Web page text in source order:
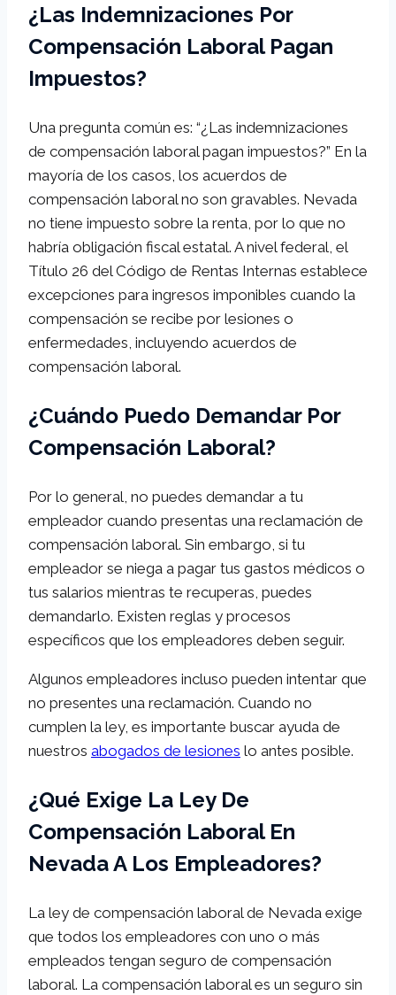
¿Las Indemnizaciones Por
Compensación Laboral Pagan
Impuestos?
Una pregunta común es: “¿Las indemnizaciones
de compensación laboral pagan impuestos?” En la
mayoría de los casos, los acuerdos de
compensación laboral no son gravables. Nevada
no tiene impuesto sobre la renta, por lo que no
habría obligación fiscal estatal. A nivel federal, el
Título 26 del Código de Rentas Internas establece
excepciones para ingresos imponibles cuando la
compensación se recibe por lesiones o
enfermedades, incluyendo acuerdos de
compensación laboral.
¿Cuándo Puedo Demandar Por
Compensación Laboral?
Por lo general, no puedes demandar a tu
empleador cuando presentas una reclamación de
compensación laboral. Sin embargo, si tu
empleador se niega a pagar tus gastos médicos o
tus salarios mientras te recuperas, puedes
demandarlo. Existen reglas y procesos
específicos que los empleadores deben seguir.
Algunos empleadores incluso pueden intentar que
no presentes una reclamación. Cuando no
cumplen la ley, es importante buscar ayuda de
nuestros abogados de lesiones lo antes posible.
¿Qué Exige La Ley De
Compensación Laboral En
Nevada A Los Empleadores?
La ley de compensación laboral de Nevada exige
que todos los empleadores con uno o más
empleados tengan seguro de compensación
laboral. La compensación laboral es un seguro sin